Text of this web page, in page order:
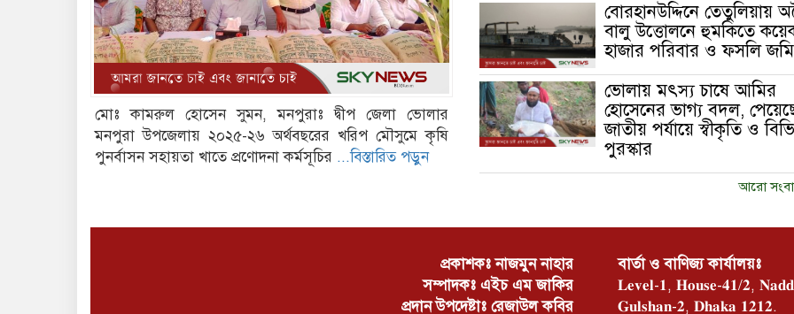
মোঃ কামরুল হোসেন সুমন, মনপুরাঃ দ্বীপ জেলা ভোলার
মনপুরা উপজেলায় ২০২৫-২৬ অর্থবছরের খরিপ মৌসুমে কৃষি
পুনর্বাসন সহায়তা খাতে প্রণোদনা কর্মসূচির ...বিস্তারিত পড়ুন
বোরহানউদ্দিনে তেতুলিয়ায়
বালু উত্তোলনে হুমকিতে
হাজার পরিবার ও ফসলি জমি
ভোলায় মৎস্য চাষে আমির
হোসেনের ভাগ্য বদল,
জাতীয় পর্যায়ে স্বীকৃতি ও
পুরস্কার
আরো
প্রকাশকঃ নাজমুন নাহার
সম্পাদকঃ এইচ এম জাকির
প্রদান উপদেষ্টাঃ রেজাউল কবির
বার্তা ও বাণিজ্য কার্যালয়ঃ
𝐋𝐞𝐯𝐞𝐥-𝟏, 𝐇𝐨𝐮𝐬𝐞-𝟒𝟏/𝟐,
𝐆𝐮𝐥𝐬𝐡𝐚𝐧-𝟐, 𝐃𝐡𝐚𝐤𝐚 𝟏𝟐𝟏𝟐.